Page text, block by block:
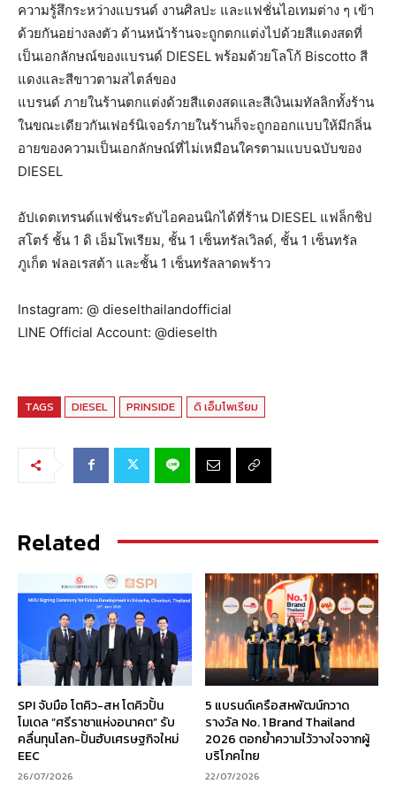
ความรู้สึกระหว่างแบรนด์ งานศิลปะ และแฟชั่นไอเทมต่าง ๆ เข้า
ด้วยกันอย่างลงตัว ด้านหน้าร้านจะถูกตกแต่งไปด้วยสีแดงสดที่
เป็นเอกลักษณ์ของแบรนด์ DIESEL พร้อมด้วยโลโก้ Biscotto สี
แดงและสีขาวตามสไตล์ของ
แบรนด์ ภายในร้านตกแต่งด้วยสีแดงสดและสีเงินเมทัลลิกทั้งร้าน
ในขณะเดียวกันเฟอร์นิเจอร์ภายในร้านก็จะถูกออกแบบให้มีกลิ่น
อายของความเป็นเอกลักษณ์ที่ไม่เหมือนใครตามแบบฉบับของ
DIESEL
อัปเดตเทรนด์แฟชั่นระดับไอคอนนิกได้ที่ร้าน DIESEL แฟล็กชิป
สโตร์ ชั้น 1 ดิ เอ็มโพเรียม, ชั้น 1 เซ็นทรัลเวิลด์, ชั้น 1 เซ็นทรัล
ภูเก็ต ฟลอเรสต้า และชั้น 1 เซ็นทรัลลาดพร้าว
Instagram: @ dieselthailandofficial
LINE Official Account: @dieselth
TAGS DIESEL PRINSIDE ดิ เอ็มโพเรียม
Related
SPI จับมือ โตคิว-สห โตคิวปั้น
โมเดล “ศรีราชาแห่งอนาคต” รับ
คลื่นทุนโลก-ปั้นฮับเศรษฐกิจใหม่
EEC
26/07/2026
5 แบรนด์เครือสหพัฒน์กวาด
รางวัล No. 1 Brand Thailand
2026 ตอกย้ำความไว้วางใจจากผู้
บริโภคไทย
22/07/2026